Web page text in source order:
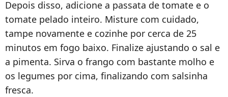
Depois disso, adicione a passata de tomate e o
tomate pelado inteiro. Misture com cuidado,
tampe novamente e cozinhe por cerca de 25
minutos em fogo baixo. Finalize ajustando o sal e
a pimenta. Sirva o frango com bastante molho e
os legumes por cima, finalizando com salsinha
fresca.